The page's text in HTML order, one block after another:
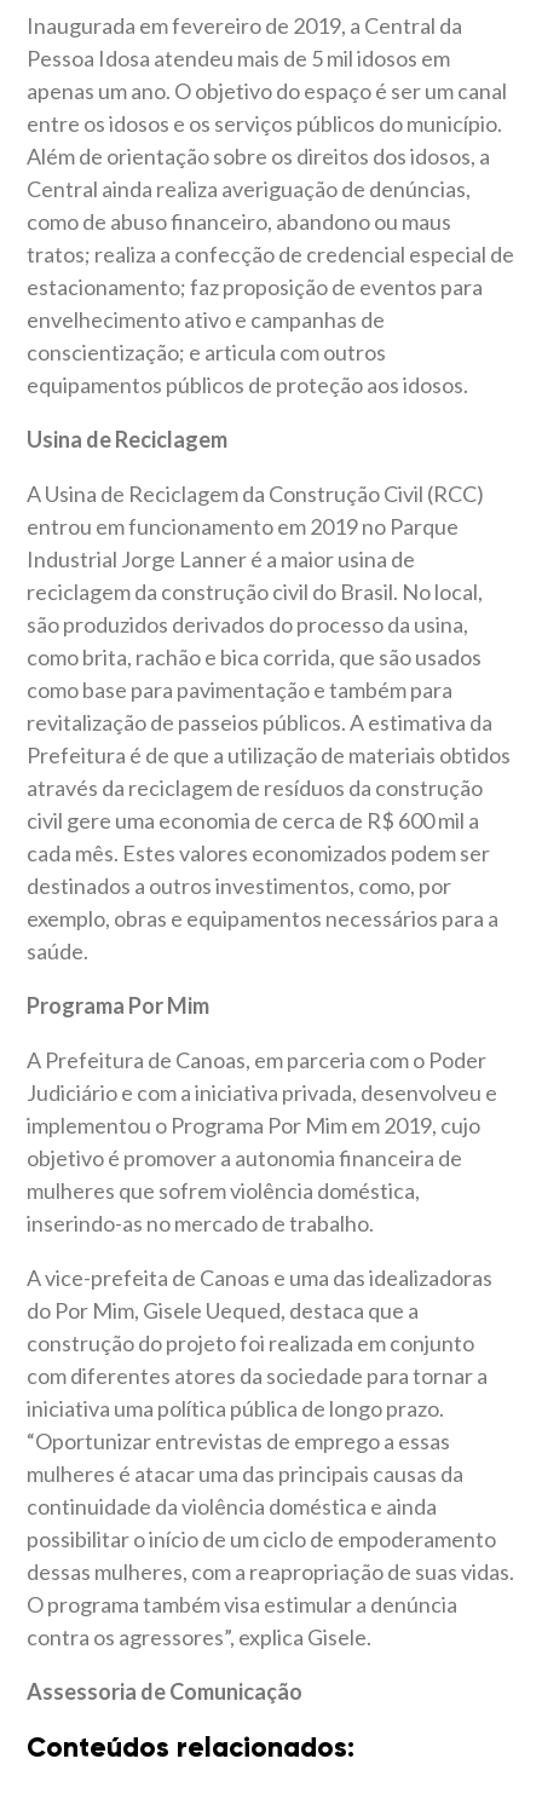
Inaugurada em fevereiro de 2019, a Central da
Pessoa Idosa atendeu mais de 5 mil idosos em
apenas um ano. O objetivo do espaço é ser um canal
entre os idosos e os serviços públicos do município.
Além de orientação sobre os direitos dos idosos, a
Central ainda realiza averiguação de denúncias,
como de abuso financeiro, abandono ou maus
tratos; realiza a confecção de credencial especial de
estacionamento; faz proposição de eventos para
envelhecimento ativo e campanhas de
conscientização; e articula com outros
equipamentos públicos de proteção aos idosos.
Usina de Reciclagem
A Usina de Reciclagem da Construção Civil (RCC)
entrou em funcionamento em 2019 no Parque
Industrial Jorge Lanner é a maior usina de
reciclagem da construção civil do Brasil. No local,
são produzidos derivados do processo da usina,
como brita, rachão e bica corrida, que são usados
como base para pavimentação e também para
revitalização de passeios públicos. A estimativa da
Prefeitura é de que a utilização de materiais obtidos
através da reciclagem de resíduos da construção
civil gere uma economia de cerca de R$ 600 mil a
cada mês. Estes valores economizados podem ser
destinados a outros investimentos, como, por
exemplo, obras e equipamentos necessários para a
saúde.
Programa Por Mim
A Prefeitura de Canoas, em parceria com o Poder
Judiciário e com a iniciativa privada, desenvolveu e
implementou o Programa Por Mim em 2019, cujo
objetivo é promover a autonomia financeira de
mulheres que sofrem violência doméstica,
inserindo-as no mercado de trabalho.
A vice-prefeita de Canoas e uma das idealizadoras
do Por Mim, Gisele Uequed, destaca que a
construção do projeto foi realizada em conjunto
com diferentes atores da sociedade para tornar a
iniciativa uma política pública de longo prazo.
“Oportunizar entrevistas de emprego a essas
mulheres é atacar uma das principais causas da
continuidade da violência doméstica e ainda
possibilitar o início de um ciclo de empoderamento
dessas mulheres, com a reapropriação de suas vidas.
O programa também visa estimular a denúncia
contra os agressores”, explica Gisele.
Assessoria de Comunicação
Conteúdos relacionados: